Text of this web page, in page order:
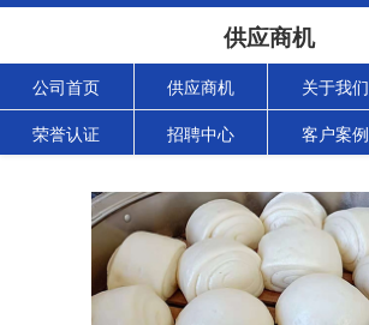
供应商机
公司首页 供应商机 关于我们
荣誉认证 招聘中心 客户案例